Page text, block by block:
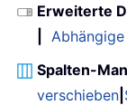
Erweiterte
Spalten-
verschieben